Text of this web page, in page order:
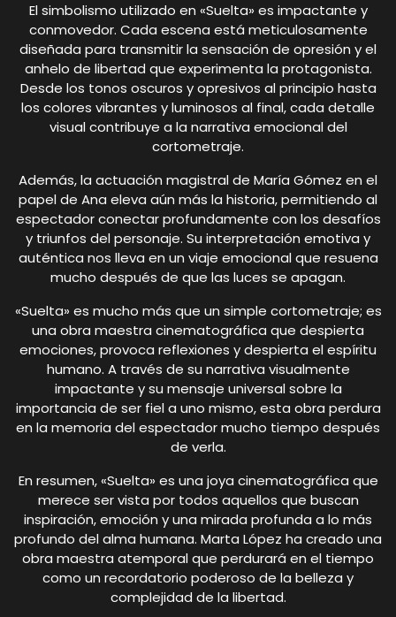
El simbolismo utilizado en «Suelta» es impactante y
conmovedor. Cada escena está meticulosamente
diseñada para transmitir la sensación de opresión y el
anhelo de libertad que experimenta la protagonista.
Desde los tonos oscuros y opresivos al principio hasta
los colores vibrantes y luminosos al final, cada detalle
visual contribuye a la narrativa emocional del
cortometraje.
Además, la actuación magistral de María Gómez en el
papel de Ana eleva aún más la historia, permitiendo al
espectador conectar profundamente con los desafíos
y triunfos del personaje. Su interpretación emotiva y
auténtica nos lleva en un viaje emocional que resuena
mucho después de que las luces se apagan.
«Suelta» es mucho más que un simple cortometraje; es
una obra maestra cinematográfica que despierta
emociones, provoca reflexiones y despierta el espíritu
humano. A través de su narrativa visualmente
impactante y su mensaje universal sobre la
importancia de ser fiel a uno mismo, esta obra perdura
en la memoria del espectador mucho tiempo después
de verla.
En resumen, «Suelta» es una joya cinematográfica que
merece ser vista por todos aquellos que buscan
inspiración, emoción y una mirada profunda a lo más
profundo del alma humana. Marta López ha creado una
obra maestra atemporal que perdurará en el tiempo
como un recordatorio poderoso de la belleza y
complejidad de la libertad.